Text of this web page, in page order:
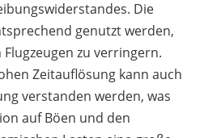
Die
genutzt werden,
zu verringern.
Zeitauflösung kann auch
verstanden werden, was
auf Böen und den